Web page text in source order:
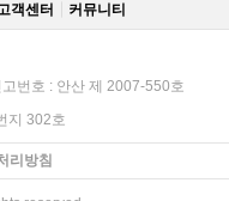
고객센터 커뮤니티
번호 : 안산 제 2007-550호
지 302호
리방침